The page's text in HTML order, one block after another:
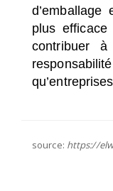
d’emballage
plus
contribuer
source: https://